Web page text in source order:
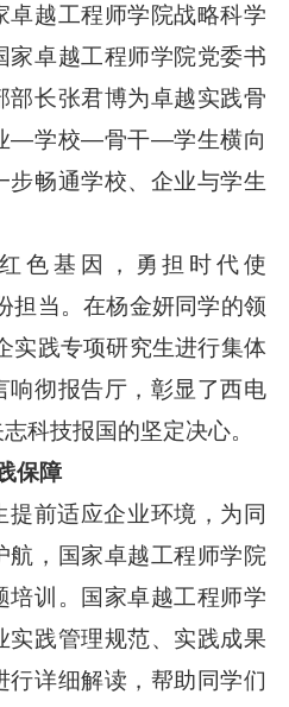
卓越工程师学院战略科学
家卓越工程师学院党委书
部长张君博为卓越实践骨
—学校—骨干—学生横向
步畅通学校、企业与学生
色基因，勇担时代使
当。在杨金妍同学的领
实践专项研究生进行集体
响彻报告厅，彰显了西电
科技报国的坚定决心。
保障
提前适应企业环境，为同
航，国家卓越工程师学院
培训。国家卓越工程师学
实践管理规范、实践成果
行详细解读，帮助同学们